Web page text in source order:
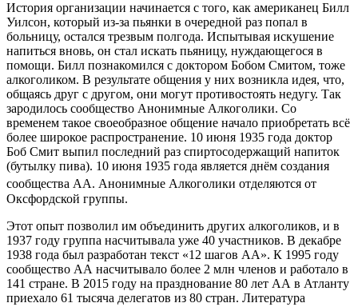
История организации начинается с того, как американец Билл
Уилсон, который из-за пьянки в очередной раз попал в
больницу, остался трезвым полгода. Испытывая искушение
напиться вновь, он стал искать пьяницу, нуждающегося в
помощи. Билл познакомился с доктором Бобом Смитом, тоже
алкоголиком. В результате общения у них возникла идея, что,
общаясь друг с другом, они могут противостоять недугу. Так
зародилось сообщество Анонимные Алкоголики. Со
временем такое своеобразное общение начало приобретать всё
более широкое распространение. 10 июня 1935 года доктор
Боб Смит выпил последний раз спиртосодержащий напиток
(бутылку пива). 10 июня 1935 года является днём создания
сообщества АА. Анонимные Алкоголики отделяются от
Оксфордской группы.
Этот опыт позволил им объединить других алкоголиков, и в
1937 году группа насчитывала уже 40 участников. В декабре
1938 года был разработан текст «12 шагов АА». К 1995 году
сообщество АА насчитывало более 2 млн членов и работало в
141 стране. В 2015 году на празднование 80 лет АА в Атланту
приехало 61 тысяча делегатов из 80 стран. Литература